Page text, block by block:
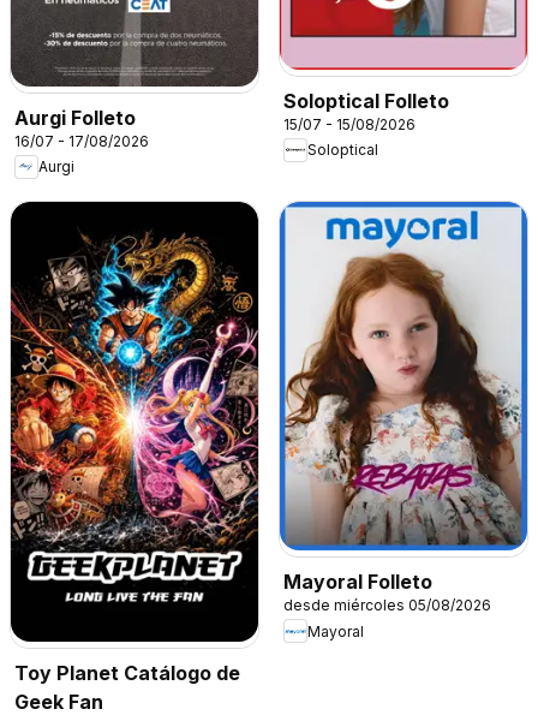
Aurgi Folleto
16/07 - 17/08/2026
Aurgi
Soloptical Folleto
15/07 - 15/08/2026
Soloptical
Toy Planet Catálogo de
Geek Fan
Mayoral Folleto
desde miércoles 05/08/2026
Mayoral